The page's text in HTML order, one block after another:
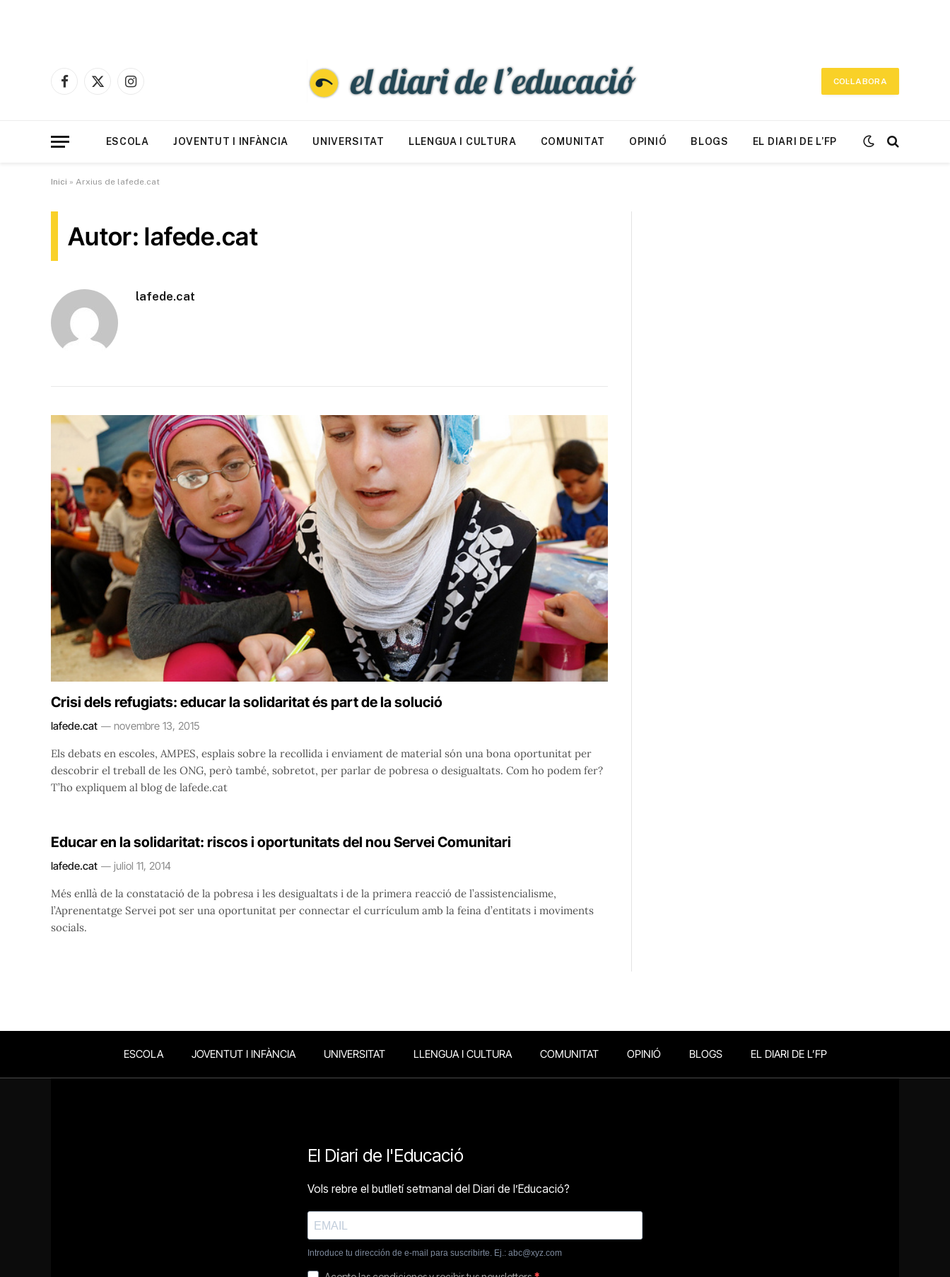
Facebook
X
Instagram
COL·LABORA
ESCOLA JOVENTUT I INFÀNCIA UNIVERSITAT LLENGUA I CULTURA COMUNITAT OPINIÓ BLOGS EL DIARI DE L’FP
Inici » Arxius de lafede.cat
Autor: lafede.cat
lafede.cat
Crisi dels refugiats: educar la solidaritat és part de la solució
lafede.cat novembre 13, 2015
Els debats en escoles, AMPES, esplais sobre la recollida i enviament de material són una bona oportunitat per
descobrir el treball de les ONG, però també, sobretot, per parlar de pobresa o desigualtats. Com ho podem fer?
T’ho expliquem al blog de lafede.cat
Educar en la solidaritat: riscos i oportunitats del nou Servei Comunitari
lafede.cat juliol 11, 2014
Més enllà de la constatació de la pobresa i les desigualtats i de la primera reacció de l’assistencialisme,
l’Aprenentatge Servei pot ser una oportunitat per connectar el currículum amb la feina d’entitats i moviments
socials.
ESCOLA JOVENTUT I INFÀNCIA UNIVERSITAT LLENGUA I CULTURA COMUNITAT OPINIÓ BLOGS EL DIARI DE L’FP